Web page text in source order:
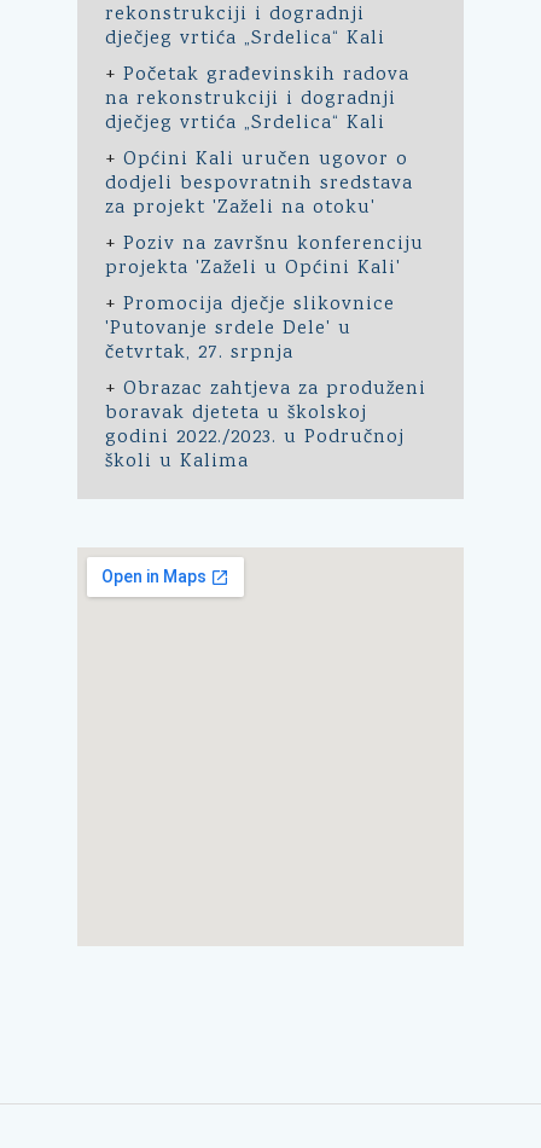
rekonstrukciji i dogradnji
dječjeg vrtića „Srdelica“ Kali
+ Početak građevinskih radova
na rekonstrukciji i dogradnji
dječjeg vrtića „Srdelica“ Kali
+ Općini Kali uručen ugovor o
dodjeli bespovratnih sredstava
za projekt 'Zaželi na otoku'
+ Poziv na završnu konferenciju
projekta 'Zaželi u Općini Kali'
+ Promocija dječje slikovnice
'Putovanje srdele Dele' u
četvrtak, 27. srpnja
+ Obrazac zahtjeva za produženi
boravak djeteta u školskoj
godini 2022./2023. u Područnoj
školi u Kalima